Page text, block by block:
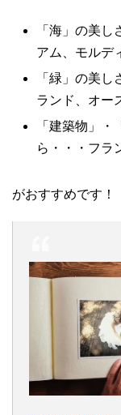
「海」の美
アム、モルデ
「緑」の美
ランド、オー
「建築物」
ら・・・フラ
がおすすめです！